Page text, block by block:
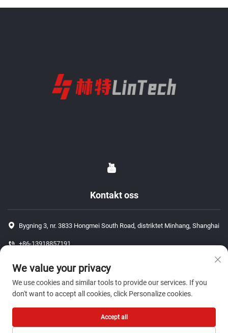
Kontakt oss
Bygning 3, nr. 3833 Hongmei South Road, distriktet Minhang, Shanghai
+86-13918857191
[email protected]
Opphavsrett © 2026 ShangHai J P Auto Parts Co., Ltd. Alle rettigheter
forbeholdt.-Personvernpolicy
We value your privacy
We use cookies and similar tools to provide our services. If you
don't want to accept all cookies, click Personalize cookies.
Accept all